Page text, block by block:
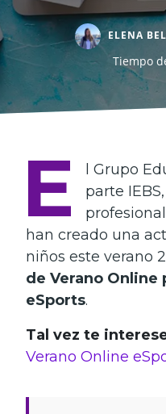
ELENA
Tiempo
E
l Grupo
parte
han creado una
niños este verano
de Verano Online
eSports.
Tal vez te
Verano Online